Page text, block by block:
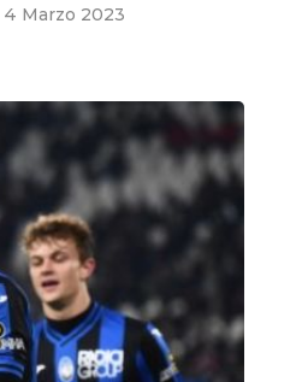
4 Marzo 2023